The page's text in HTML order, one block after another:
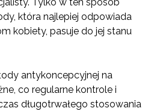
która najlepiej odpowiada
kobiety, pasuje do jej stanu
antykoncepcyjnej na
co regularne kontrole i
długotrwałego stosowania